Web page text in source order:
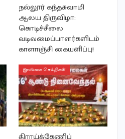
நல்லூர் கந்தசுவாமி
ஆலய திருவிழா:
கொடிச்சீலை
வடிவமைப்பாளர்களிடம்
காளாஞ்சி கையளிப்பு!
இலங்கை செய்திகள்